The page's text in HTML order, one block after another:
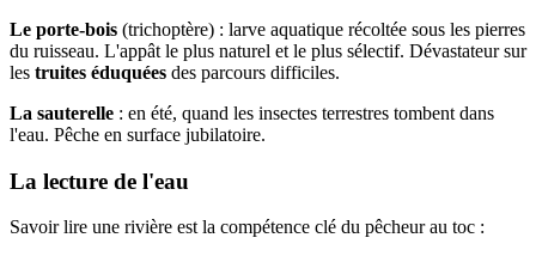
Le porte-bois (trichoptère) : larve aquatique récoltée sous les pierres
du ruisseau. L'appât le plus naturel et le plus sélectif. Dévastateur sur
les truites éduquées des parcours difficiles.
La sauterelle : en été, quand les insectes terrestres tombent dans
l'eau. Pêche en surface jubilatoire.
La lecture de l'eau
Savoir lire une rivière est la compétence clé du pêcheur au toc :